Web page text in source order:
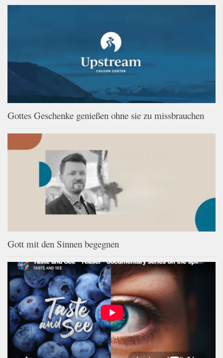
Gottes Geschenke genießen ohne sie zu missbrauchen
Gott mit den Sinnen begegnen